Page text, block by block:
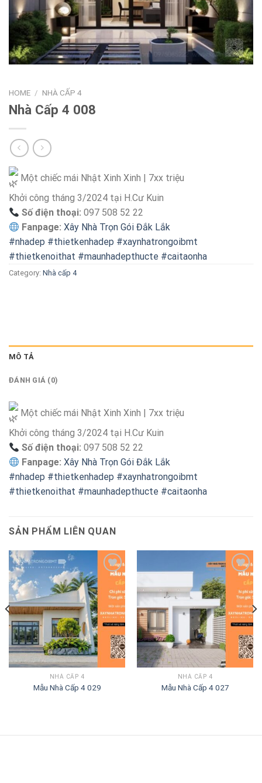
HOME / NHÀ CẤP 4
Nhà Cấp 4 008
Một chiếc mái Nhật Xinh Xinh | 7xx triệu
Khởi công tháng 3/2024 tại H.Cư Kuin
Số điện thoại: 097 508 52 22
Fanpage: Xây Nhà Trọn Gói Đắk Lắk
#nhadep #thietkenhadep #xaynhatrongoibmt
#thietkenoithat #maunhadepthucte #caitaonha
Category: Nhà cấp 4
MÔ TẢ
ĐÁNH GIÁ (0)
Một chiếc mái Nhật Xinh Xinh | 7xx triệu
Khởi công tháng 3/2024 tại H.Cư Kuin
Số điện thoại: 097 508 52 22
Fanpage: Xây Nhà Trọn Gói Đắk Lắk
#nhadep #thietkenhadep #xaynhatrongoibmt
#thietkenoithat #maunhadepthucte #caitaonha
SẢN PHẨM LIÊN QUAN
NHÀ CẤP 4
Mẫu Nhà Cấp 4 029
NHÀ CẤP 4
Mẫu Nhà Cấp 4 027